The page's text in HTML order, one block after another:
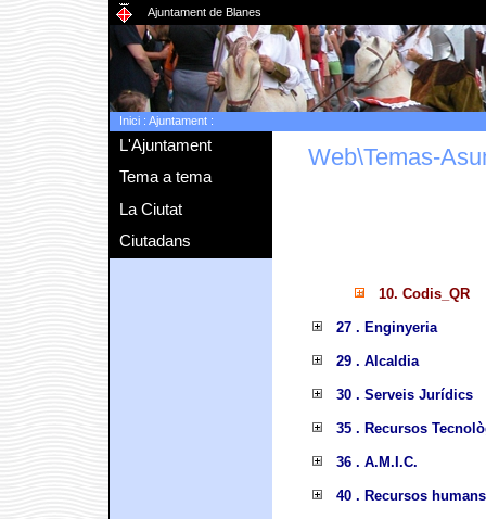
Ajuntament de Blanes
Inici: Ajuntament:
L'Ajuntament
Tema a tema
La Ciutat
Ciutadans
Web\Temas-
10. Codis_QR
27 . Enginyeria
29 . Alcaldia
30 . Serveis Jurídics
35 . Recursos
36 . A.M.I.C.
40 . Recursos humans